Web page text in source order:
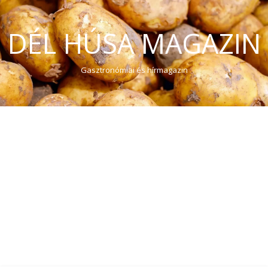
DÉL HÚSA MAGAZIN
Gasztronómiai és hírmagazin